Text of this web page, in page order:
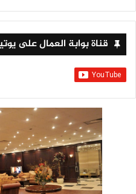
قناة بوابة العمال على